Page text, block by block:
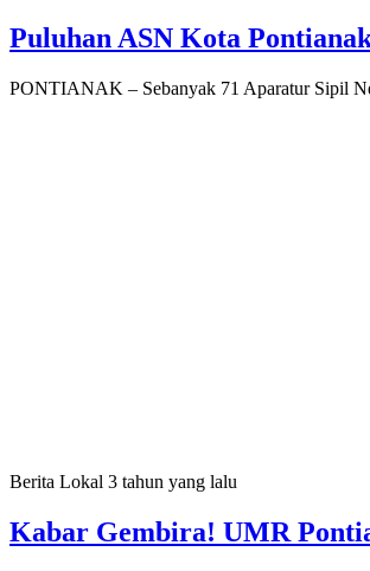
Puluhan ASN Kota
PONTIANAK – Sebanyak 71 Aparatur Sipil
Berita Lokal 3 tahun yang lalu
Kabar Gembira! UMR